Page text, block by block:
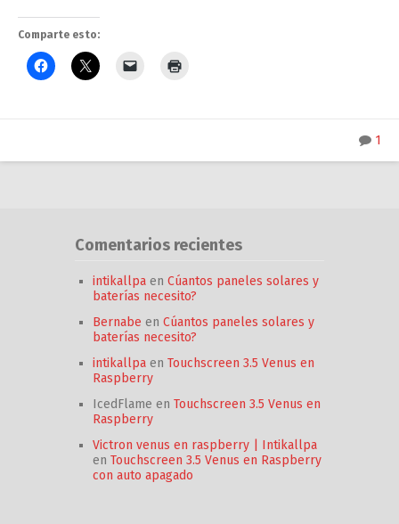
Comparte esto:
1
Comentarios recientes
intikallpa en Cúantos paneles solares y
baterías necesito?
Bernabe en Cúantos paneles solares y
baterías necesito?
intikallpa en Touchscreen 3.5 Venus en
Raspberry
IcedFlame en Touchscreen 3.5 Venus en
Raspberry
Victron venus en raspberry | Intikallpa
en Touchscreen 3.5 Venus en Raspberry
con auto apagado